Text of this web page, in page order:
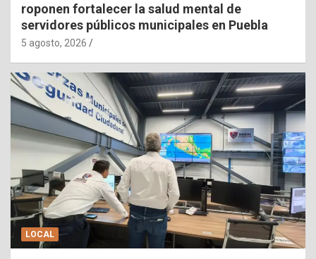
roponen fortalecer la salud mental de
servidores públicos municipales en Puebla
5 agosto, 2026
LOCAL